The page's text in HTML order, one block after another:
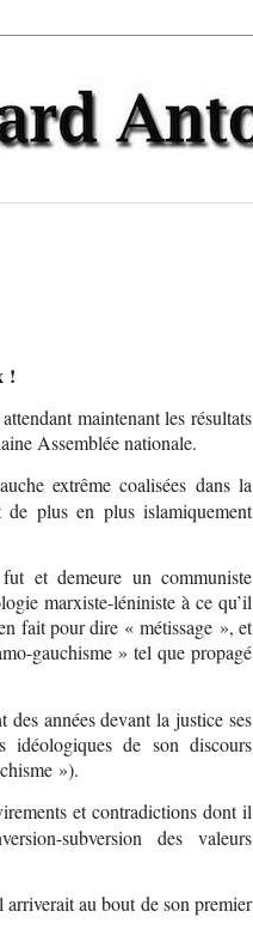
!
maintenant les résultats
Assemblée nationale.
extrême coalisées dans la
plus en plus islamiquement
et demeure un communiste
marxiste-léniniste à ce qu’il
fait pour dire « métissage », et
gauchisme » tel que propagé
des années devant la justice ses
idéologiques de son discours
»).
et contradictions dont il
subversion des valeurs
arriverait au bout de son premier